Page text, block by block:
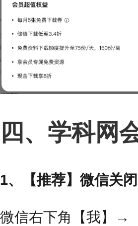
四、学科网
1、【推荐】微信关
微信右下角【我】→